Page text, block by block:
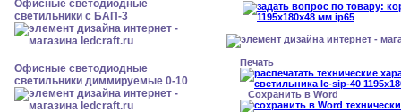
Офисные светодиодные
светильники с БАП-3
Офисные светодиодные
светильники диммируемые 0-10
Печать
Сохранить в Word